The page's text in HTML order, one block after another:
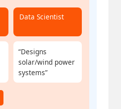
Data Scientist
“Designs
solar/wind power
systems”